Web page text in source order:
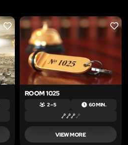
LIKE LIKE
ROOM 1025
2 – 5 60 MIN.
VIEW MORE